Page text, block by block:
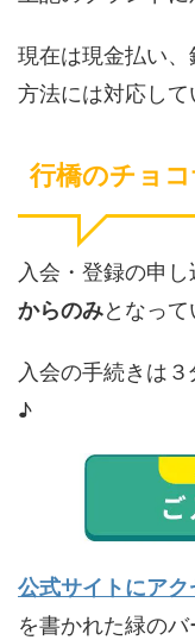
現在は現金払い
方法には対応して
行橋のチョ
入会・登録の申し
からのみとなって
入会の手続きは
♪
公式サイトにアク
を書かれた緑のバ